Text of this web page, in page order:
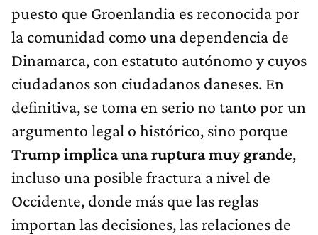
puesto que Groenlandia es reconocida por
la comunidad como una dependencia de
Dinamarca, con estatuto autónomo y cuyos
ciudadanos son ciudadanos daneses. En
definitiva, se toma en serio no tanto por un
argumento legal o histórico, sino porque
Trump implica una ruptura muy grande,
incluso una posible fractura a nivel de
Occidente, donde más que las reglas
importan las decisiones, las relaciones de